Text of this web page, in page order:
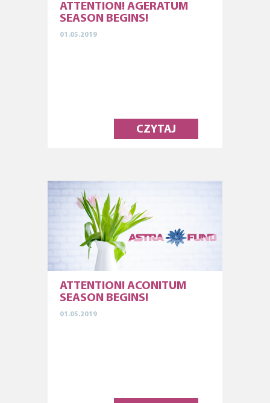
ATTENTION! AGERATUM
SEASON BEGINS!
01.05.2019
CZYTAJ
ATTENTION! ACONITUM
SEASON BEGINS!
01.05.2019